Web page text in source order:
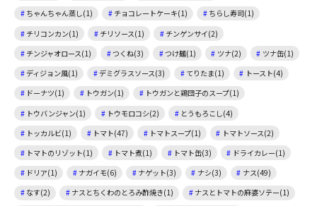
ちゃんちゃん蒸し(1)
チョコレートケーキ(1)
ちらし寿司(1)
チリコンカン(1)
チリソース(1)
チンゲンサイ(2)
チンジャオロース(1)
つくね(3) つけ麺(1) ツナ(2)
ツナ缶(1)
ディジョン風(1)
デミグラスソース(3) てりたま(1)
トースト(4)
ドーナツ(1)
トウガン(1)
トウガンと鶏団子のスープ(1)
トウバンジャン(1)
トウモロコシ(2)
とうもろこし(4)
トッカルビ(1)
トマト(47) トマトスープ(1)
トマトソース(2)
トマトのリゾット(1)
トマト煮(1) トマト缶(3)
ドライカレー(1)
ドリア(1)
ナガイモ(6) ナゲット(3) ナシ(3)
ナス(49)
なす(2)
ナスとちくわのとろみ酢焼き(1)
ナスとトマトの麻婆ソテー(1)